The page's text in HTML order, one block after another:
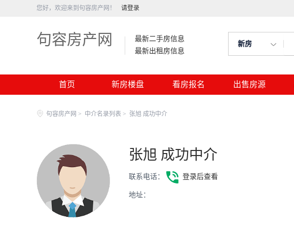
您好，欢迎来到句容房产网！ 请登录
句容房产网
最新二手房信息
最新出租房信息
新房
首页 新房楼盘 看房报名 出售房源
句容房产网 > 中介名录列表 > 张旭 成功中介
张旭 成功中介
联系电话： 登录后查看
地址：